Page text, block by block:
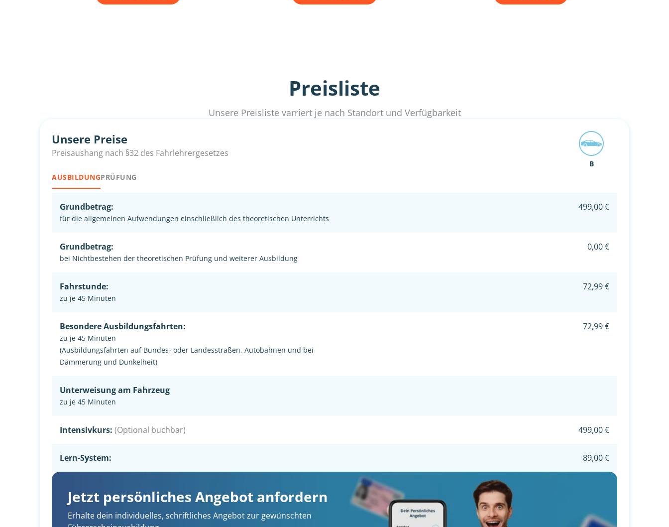
Preisliste
Unsere Preisliste varriert je nach Standort und Verfügbarkeit
Unsere Preise
Preisaushang nach §32 des Fahrlehrergesetzes
AUSBILDUNGPRÜFUNG
B
Grundbetrag:
für die allgemeinen Aufwendungen einschließlich des theoretischen Unterrichts
499,00 €
Grundbetrag:
bei Nichtbestehen der theoretischen Prüfung und weiterer Ausbildung
0,00 €
Fahrstunde:
zu je 45 Minuten
72,99 €
Besondere Ausbildungsfahrten:
zu je 45 Minuten
(Ausbildungsfahrten auf Bundes- oder Landesstraßen, Autobahnen und bei
Dämmerung und Dunkelheit)
72,99 €
Unterweisung am Fahrzeug
zu je 45 Minuten
Intensivkurs: (Optional buchbar) 499,00 €
Lern-System: 89,00 €
Jetzt persönliches Angebot anfordern
Erhalte dein individuelles, schriftliches Angebot zur gewünschten